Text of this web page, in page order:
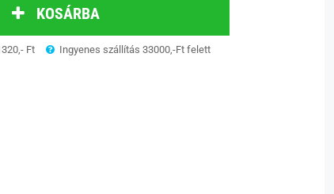
KOSÁRBA
Ft Ingyenes szállítás 33000,-Ft felett